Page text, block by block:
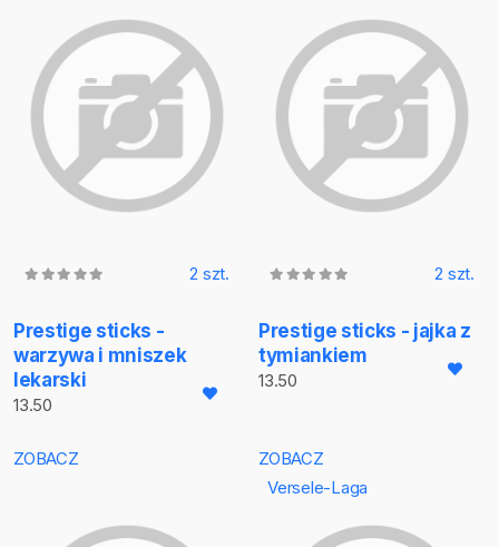
2 szt.
Prestige sticks -
warzywa i mniszek
lekarski
13.50
2 szt.
Prestige sticks - jajka z
tymiankiem
13.50
ZOBACZ
ZOBACZ
Versele-Laga